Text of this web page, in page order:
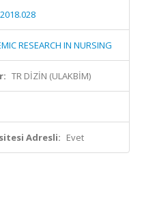
RESEARCH IN NURSING
TR DİZİN (ULAKBİM)
Adresli: Evet